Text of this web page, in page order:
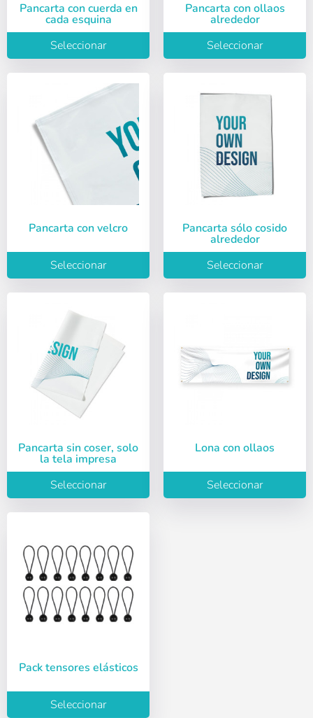
Pancarta con cuerda en
cada esquina
Seleccionar
Pancarta con ollaos
alrededor
Seleccionar
Pancarta con velcro
Seleccionar
Pancarta sólo cosido
alrededor
Seleccionar
Pancarta sin coser, solo
la tela impresa
Seleccionar
Lona con ollaos
Seleccionar
Pack tensores elásticos
Seleccionar